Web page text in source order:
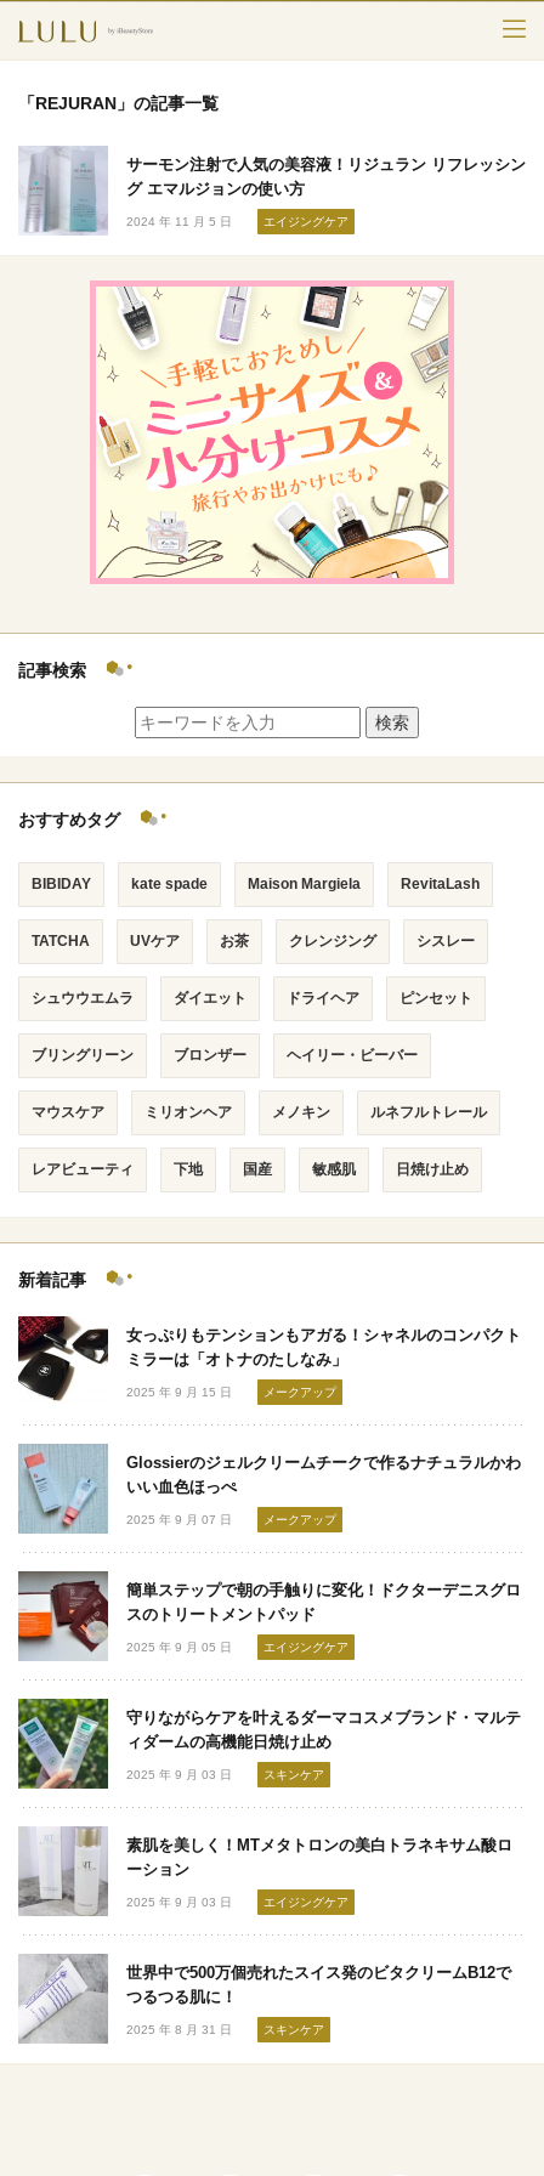
スキンケア
メークアップ
エイジングケア
フレグランス
ボディ＆ヘア
ライフスタイル
検索
「REJURAN」の記事一覧
サーモン注射で人気の美容液！リジュラン リフレッシン
グ エマルジョンの使い方
2024 年 11 月 5 日 エイジングケア
記事検索
検索
おすすめタグ
BIBIDAY kate spade Maison Margiela RevitaLash
TATCHA UVケア お茶 クレンジング シスレー
シュウウエムラ ダイエット ドライヘア ピンセット
ブリングリーン ブロンザー ヘイリー・ビーバー
マウスケア ミリオンヘア メノキン ルネフルトレール
レアビューティ 下地 国産 敏感肌 日焼け止め
新着記事
女っぷりもテンションもアガる！シャネルのコンパクト
ミラーは「オトナのたしなみ」
2025 年 9 月 15 日 メークアップ
Glossierのジェルクリームチークで作るナチュラルかわ
いい血色ほっぺ
2025 年 9 月 07 日 メークアップ
簡単ステップで朝の手触りに変化！ドクターデニスグロ
スのトリートメントパッド
2025 年 9 月 05 日 エイジングケア
守りながらケアを叶えるダーマコスメブランド・マルテ
ィダームの高機能日焼け止め
2025 年 9 月 03 日 スキンケア
素肌を美しく！MTメタトロンの美白トラネキサム酸ロ
ーション
2025 年 9 月 03 日 エイジングケア
世界中で500万個売れたスイス発のビタクリームB12で
つるつる肌に！
2025 年 8 月 31 日 スキンケア